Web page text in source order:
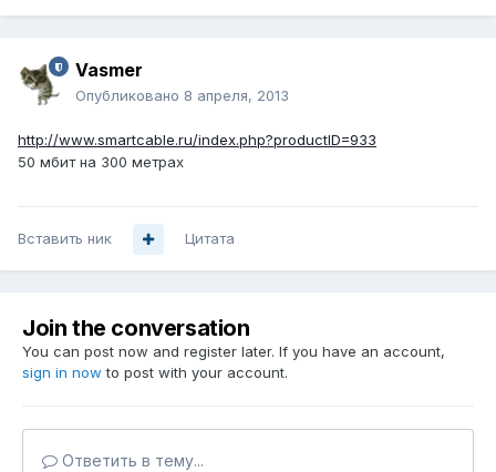
Vasmer
Опубликовано 8 апреля, 2013
http://www.smartcable.ru/index.php?productID=933
50 мбит на 300 метрах
Вставить ник Цитата
Join the conversation
You can post now and register later. If you have an account,
sign in now to post with your account.
Ответить в тему...